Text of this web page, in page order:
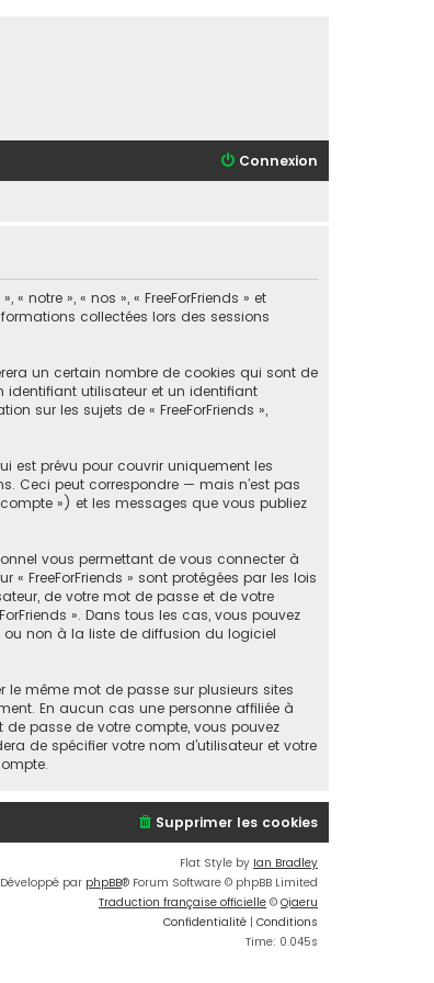
Connexion
notre », « nos », « FreeForFriends » et
collectées lors des sessions
un certain nombre de cookies qui sont de
identifiant utilisateur et un identifiant
sur les sujets de « FreeForFriends »,
est prévu pour couvrir uniquement les
Ceci peut correspondre — mais n’est pas
») et les messages que vous publiez
vous permettant de vous connecter à
FreeForFriends » sont protégées par les lois
de votre mot de passe et de votre
». Dans tous les cas, vous pouvez
ou non à la liste de diffusion du logiciel
même mot de passe sur plusieurs sites
En aucun cas une personne affiliée à
de passe de votre compte, vous pouvez
de spécifier votre nom d’utilisateur et votre
Supprimer les cookies
Flat Style by Ian Bradley
Développé par phpBB® Forum Software © phpBB Limited
Traduction française officielle © Qiaeru
Confidentialité | Conditions
Time: 0.045s